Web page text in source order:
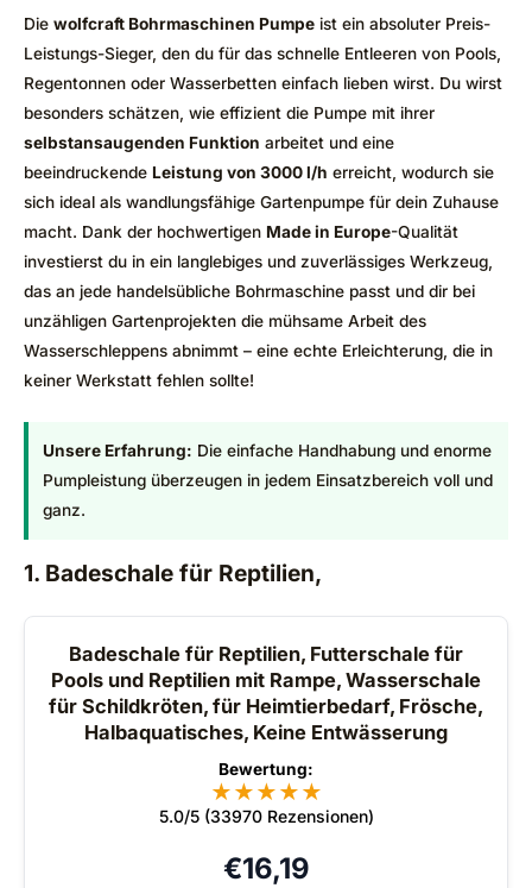
Die wolfcraft Bohrmaschinen Pumpe ist ein absoluter Preis-
Leistungs-Sieger, den du für das schnelle Entleeren von Pools,
Regentonnen oder Wasserbetten einfach lieben wirst. Du wirst
besonders schätzen, wie effizient die Pumpe mit ihrer
selbstansaugenden Funktion arbeitet und eine
beeindruckende Leistung von 3000 l/h erreicht, wodurch sie
sich ideal als wandlungsfähige Gartenpumpe für dein Zuhause
macht. Dank der hochwertigen Made in Europe-Qualität
investierst du in ein langlebiges und zuverlässiges Werkzeug,
das an jede handelsübliche Bohrmaschine passt und dir bei
unzähligen Gartenprojekten die mühsame Arbeit des
Wasserschleppens abnimmt – eine echte Erleichterung, die in
keiner Werkstatt fehlen sollte!
Unsere Erfahrung: Die einfache Handhabung und enorme
Pumpleistung überzeugen in jedem Einsatzbereich voll und
ganz.
1. Badeschale für Reptilien,
Badeschale für Reptilien, Futterschale für
Pools und Reptilien mit Rampe, Wasserschale
für Schildkröten, für Heimtierbedarf, Frösche,
Halbaquatisches, Keine Entwässerung
Bewertung:
★★★★★
5.0/5 (33970 Rezensionen)
€16,19